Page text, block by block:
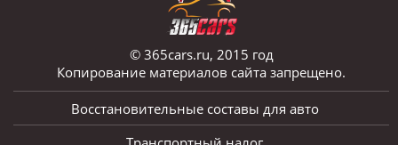
© 365cars.ru, 2015 год
Копирование материалов сайта запрещено.
Восстановительные составы для авто